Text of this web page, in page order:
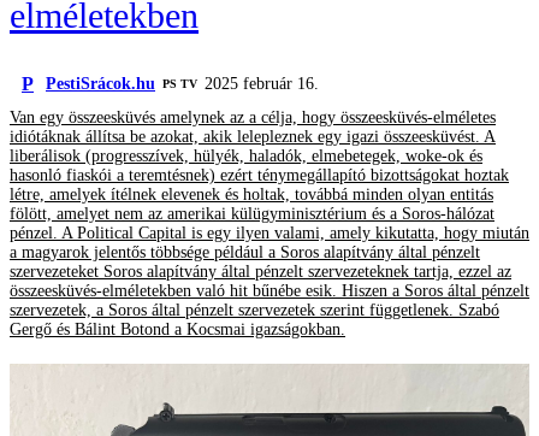
elméletekben
P PestiSrácok.hu PS TV
2025 február 16.
Van egy összeesküvés amelynek az a célja, hogy összeesküvés-elméletes
idiótáknak állítsa be azokat, akik lelepleznek egy igazi összeesküvést. A
liberálisok (progresszívek, hülyék, haladók, elmebetegek, woke-ok és
hasonló fiaskói a teremtésnek) ezért ténymegállapító bizottságokat hoztak
létre, amelyek ítélnek elevenek és holtak, továbbá minden olyan entitás
fölött, amelyet nem az amerikai külügyminisztérium és a Soros-hálózat
pénzel. A Political Capital is egy ilyen valami, amely kikutatta, hogy miután
a magyarok jelentős többsége például a Soros alapítvány által pénzelt
szervezeteket Soros alapítvány által pénzelt szervezeteknek tartja, ezzel az
összeesküvés-elméletekben való hit bűnébe esik. Hiszen a Soros által pénzelt
szervezetek, a Soros által pénzelt szervezetek szerint függetlenek. Szabó
Gergő és Bálint Botond a Kocsmai igazságokban.